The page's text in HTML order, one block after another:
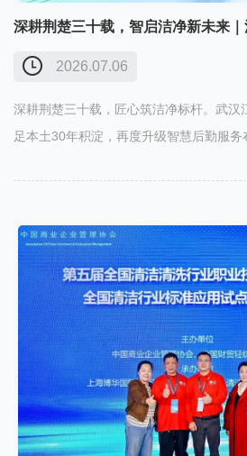
2026.07.06
深耕荆楚三十载，匠心筑洁净标杆。武汉
足本土30年积淀，再度升级智慧后勤服务